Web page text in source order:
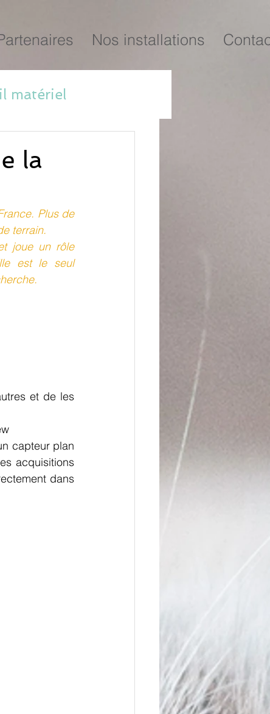
Nos installations
matériel
la
Plus de
terrain.
joue un rôle
est le seul
et de les
capteur plan
acquisitions
dans